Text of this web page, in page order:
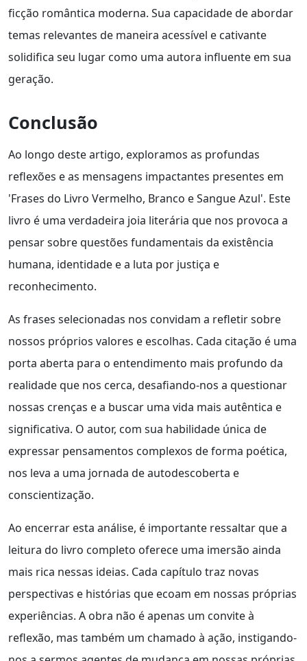
ficção romântica moderna. Sua capacidade de abordar
temas relevantes de maneira acessível e cativante
solidifica seu lugar como uma autora influente em sua
geração.
Conclusão
Ao longo deste artigo, exploramos as profundas
reflexões e as mensagens impactantes presentes em
'Frases do Livro Vermelho, Branco e Sangue Azul'. Este
livro é uma verdadeira joia literária que nos provoca a
pensar sobre questões fundamentais da existência
humana, identidade e a luta por justiça e
reconhecimento.
As frases selecionadas nos convidam a refletir sobre
nossos próprios valores e escolhas. Cada citação é uma
porta aberta para o entendimento mais profundo da
realidade que nos cerca, desafiando-nos a questionar
nossas crenças e a buscar uma vida mais autêntica e
significativa. O autor, com sua habilidade única de
expressar pensamentos complexos de forma poética,
nos leva a uma jornada de autodescoberta e
conscientização.
Ao encerrar esta análise, é importante ressaltar que a
leitura do livro completo oferece uma imersão ainda
mais rica nessas ideias. Cada capítulo traz novas
perspectivas e histórias que ecoam em nossas próprias
experiências. A obra não é apenas um convite à
reflexão, mas também um chamado à ação, instigando-